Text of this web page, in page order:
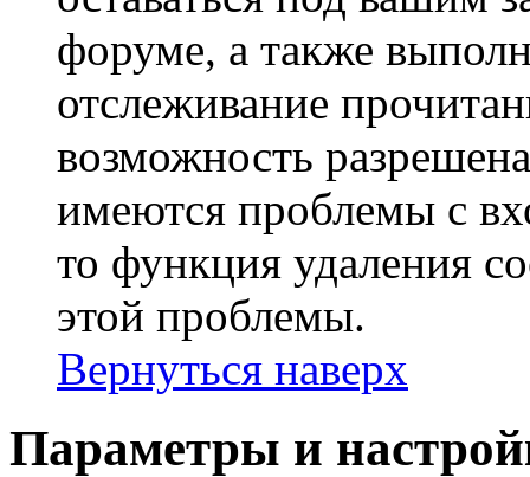
форуме, а также
отслеживание
возможность
имеются проблемы с
то функция удаления
этой проблемы.
Вернуться наверх
Параметры и